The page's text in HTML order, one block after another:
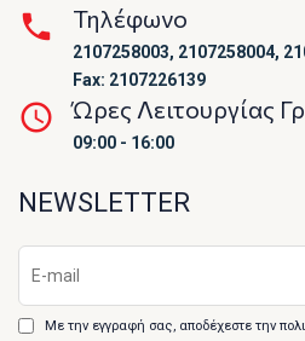
Τηλέφωνο
2107258003, 2107258004,
Fax: 2107226139
Ώρες Λειτουργίας
09:00 - 16:00
NEWSLETTER
Με την εγγραφή σας, αποδέχεστε την